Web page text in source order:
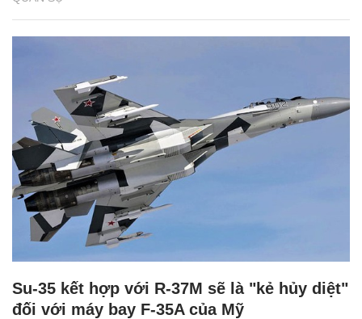
Su-35 kết hợp với R-37M sẽ là "kẻ hủy diệt"
đối với máy bay F-35A của Mỹ